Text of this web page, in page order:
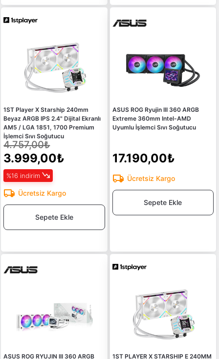
1ST Player X Starship 240mm
Beyaz ARGB IPS 2.4" Dijital Ekranlı
AM5 / LGA 1851, 1700 Premium
İşlemci Sıvı Soğutucu
4.757,00₺
3.999,00₺
%16 indirim
Ücretsiz Kargo
Sepete Ekle
ASUS ROG Ryujin III 360 ARGB
Extreme 360mm Intel-AMD
Uyumlu İşlemci Sıvı Soğutucu
17.190,00₺
Ücretsiz Kargo
Sepete Ekle
ASUS ROG RYUJIN III 360 ARGB 1ST PLAYER X STARSHIP E 240MM